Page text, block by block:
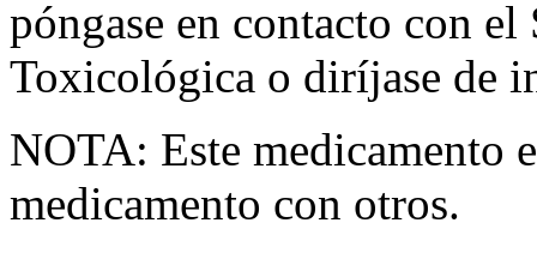
póngase en contacto con
Toxicológica o diríjase de
NOTA: Este medicamento
medicamento con otros.